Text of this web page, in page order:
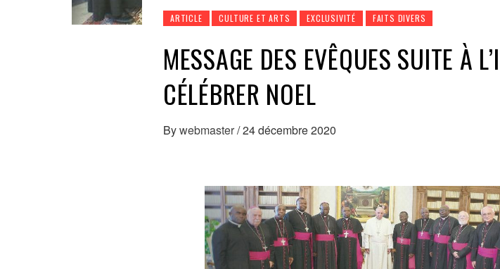
ARTICLE CULTURE ET ARTS EXCLUSIVITÉ FAITS DIVERS
MESSAGE DES EVÊQUES SUITE À
CÉLÉBRER NOEL
Bywebmaster/24 décembre 2020